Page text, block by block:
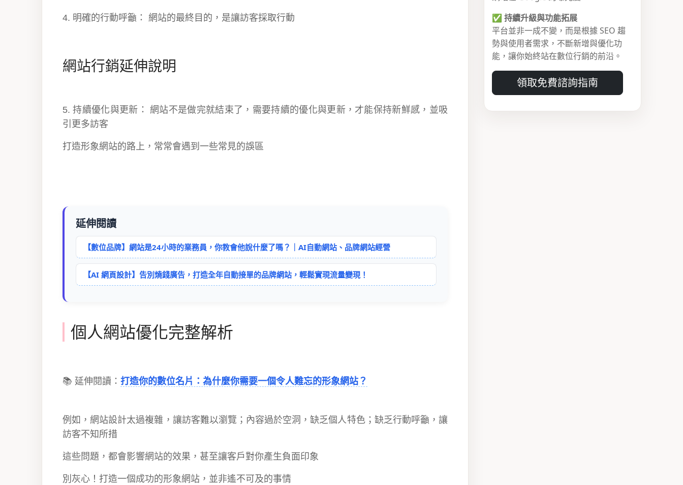
4. 明確的行動呼籲： 網站的最終目的，是讓訪客採取行動
網站行銷延伸說明
5. 持續優化與更新： 網站不是做完就結束了，需要持續的優化與更新，才能保持新鮮感，並吸
引更多訪客
打造形象網站的路上，常常會遇到一些常見的誤區
延伸閱讀
【數位品牌】網站是24小時的業務員，你教會他說什麼了嗎？｜AI自動網站、品牌網站經營
【AI 網頁設計】告別燒錢廣告，打造全年自動接單的品牌網站，輕鬆實現流量變現！
個人網站優化完整解析
📚 延伸閱讀： 打造你的數位名片：為什麼你需要一個令人難忘的形象網站？
例如，網站設計太過複雜，讓訪客難以瀏覽；內容過於空洞，缺乏個人特色；缺乏行動呼籲，讓
訪客不知所措
這些問題，都會影響網站的效果，甚至讓客戶對你產生負面印象
別灰心！打造一個成功的形象網站，並非遙不可及的事情
✅ 持續升級與功能拓展
平台並非一成不變，而是根據 SEO 趨
勢與使用者需求，不斷新增與優化功
能，讓你始終站在數位行銷的前沿。
領取免費諮詢指南